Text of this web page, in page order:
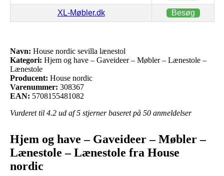
XL-Møbler.dk Besøg
Navn: House nordic sevilla lænestol
Kategori: Hjem og have – Gaveideer – Møbler – Lænestole –
Lænestole
Producent: House nordic
Varenummer: 308367
EAN: 5708155481082
Vurderet til 4.2 ud af 5 stjerner baseret på 50 anmeldelser
Hjem og have – Gaveideer – Møbler –
Lænestole – Lænestole fra House
nordic